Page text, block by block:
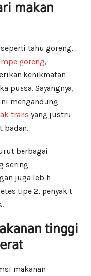
makan
seperti tahu goreng,
goreng,
kenikmatan
puasa. Sayangnya,
mengandung
trans yang justru
badan.
berbagai
sering
juga lebih
tipe 2, penyakit
tinggi
makanan